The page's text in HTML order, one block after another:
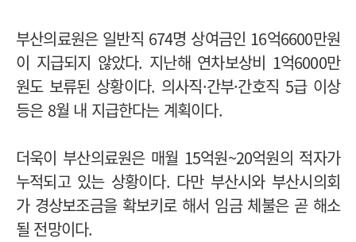
부산의료원은 일반직 674명 상여금인 16억6600만원
이 지급되지 않았다. 지난해 연차보상비 1억6000만
원도 보류된 상황이다. 의사직·간부·간호직 5급 이상
등은 8월 내 지급한다는 계획이다.
더욱이 부산의료원은 매월 15억원~20억원의 적자가
누적되고 있는 상황이다. 다만 부산시와 부산시의회
가 경상보조금을 확보키로 해서 임금 체불은 곧 해소
될 전망이다.